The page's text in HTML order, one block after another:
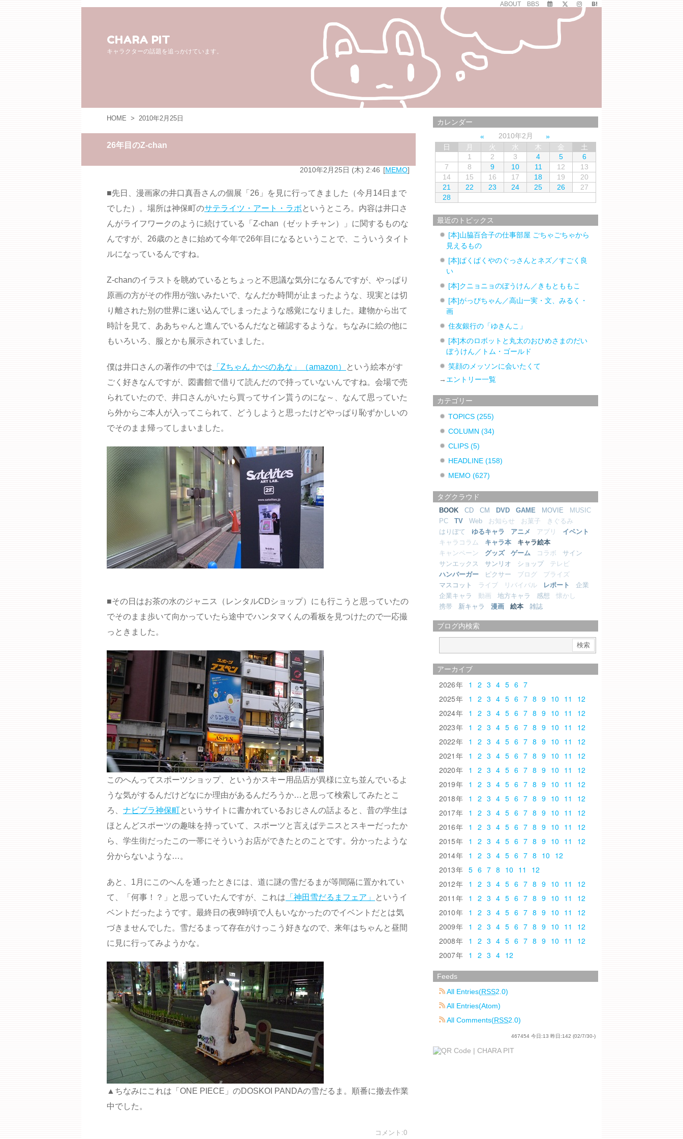
ABOUT BBS
CHARA PIT
キャラクターの話題を追っかけています。
HOME > 2010年2月25日
26年目のZ-chan
2010年2月25日 (木) 2:46 MEMO
■先日、漫画家の井口真吾さんの個展「26」を見に行ってきました（今月14日まで
でした）。場所は神保町のサテライツ・アート・ラボ というところ。内容は井口さ
んがライフワークのように続けている「Z-chan（ゼットチャン）」に関するものな
んですが、26歳のときに始めて今年で26年目になるということで、こういうタイト
ルになっているんですね。
Z-chanのイラストを眺めているとちょっと不思議な気分になるんですが、やっぱり
原画の方がその作用が強いみたいで、なんだか時間が止まったような、現実とは切
り離された別の世界に迷い込んでしまったような感覚になりました。建物から出て
時計を見て、ああちゃんと進んでいるんだなと確認するような。ちなみに絵の他に
もいろいろ、服とかも展示されていました。
僕は井口さんの著作の中では 「Zちゃん かべのあな」（amazon）
という絵本がす
ごく好きなんですが、図書館で借りて読んだので持っていないんですね。会場で売
られていたので、井口さんがいたら買ってサイン貰うのにな～、なんて思っていた
ら外からご本人が入ってこられて、どうしようと思ったけどやっぱり恥ずかしいの
でそのまま帰ってしまいました。
■その日はお茶の水のジャニス（レンタルCDショップ）にも行こうと思っていたの
でそのまま歩いて向かっていたら途中でハンタマくんの看板を見つけたので一応撮
っときました。
このへんってスポーツショップ、というかスキー用品店が異様に立ち並んでいるよ
うな気がするんだけどなにか理由があるんだろうか…と思って検索してみたとこ
ろ、 ナビブラ神保町というサイトに書かれているおじさんの話よると、昔の学生は
ほとんどスポーツの趣味を持っていて、スポーツと言えばテニスとスキーだったか
ら、学生街だったこの一帯にそういうお店ができたとのことです。分かったような
分からないような…。
あと、1月にこのへんを通ったときには、道に謎の雪だるまが等間隔に置かれてい
て、「何事！？」と思っていたんですが、これは 「神田雪だるまフェア」
というイ
ベントだったようです。最終日の夜9時頃で人もいなかったのでイベントだとは気
づきませんでした。雪だるまって存在がけっこう好きなので、来年はちゃんと昼間
に見に行ってみようかな。
▲ちなみにこれは「ONE PIECE」のDOSKOI PANDAの雪だるま。順番に撤去作業
中でした。
コメント:0
カレンダー
2010年2月
日
月 火 水 木 金
土
1
2 3 4 5
6
7
8 9 10 11 12
13
14
15 16 17 18 19
20
21
22 23 24 25 26
27
28
最近のトピックス
[本]山脇百合子の仕事部屋 ごちゃごちゃから
見えるもの
[本]ぱくぱくやのぐっさんとネズ／すごく良
い
[本]クニョニョのぼうけん／きもとももこ
[本]がっぴちゃん／高山一実・文、みるく・
画
住友銀行の「ゆきんこ」
[本]木のロボットと丸太のおひめさまのだい
ぼうけん／トム・ゴールド
笑顔のメッソンに会いたくて
→ エントリー一覧
カテゴリー
TOPICS(255)
COLUMN(34)
CLIPS(5)
HEADLINE(158)
MEMO(627)
タグクラウド
BOOK CD CM DVD GAME MOVIE
MUSIC
PC
TV Web お知らせ お菓子
きぐるみ
はりぼて
ゆるキャラ アニメ アプリ
イベント
キャラコラム
キャラ本
キャラ絵本
キャンペーン
グッズ ゲーム コラボ
サイン
サンエックス
サンリオ ショップ
テレビ
ハンバーガー
ピクサー ブログ
プライズ
マスコット
ライブ リバイバル レポート
企業
企業キャラ
動画 地方キャラ 感想
懐かし
携帯
新キャラ 漫画 絵本 雑誌
ブログ内検索
アーカイブ
2026 1 2 3 4 5 6 7
2025
1 2 3 4 5 6 7 8 9 10 11
12
2024
1 2 3 4 5 6 7 8 9 10 11
12
2023
1 2 3 4 5 6 7 8 9 10 11
12
2022
1 2 3 4 5 6 7 8 9 10 11
12
2021
1 2 3 4 5 6 7 8 9 10 11
12
2020
1 2 3 4 5 6 7 8 9 10 11
12
2019
1 2 3 4 5 6 7 8 9 10 11
12
2018
1 2 3 4 5 6 7 8 9 10 11
12
2017
1 2 3 4 5 6 7 8 9 10 11
12
2016
1 2 3 4 5 6 7 8 9 10 11
12
2015
1 2 3 4 5 6 7 8 9 10 11
12
2014
1 2 3 4 5 6 7 8 10 12
2013
5 6 7 8 10 11
12
2012
1 2 3 4 5 6 7 8 9 10 11
12
2011
1 2 3 4 5 6 7 8 9 10 11
12
2010
1 2 3 4 5 6 7 8 9 10 11
12
2009
1 2 3 4 5 6 7 8 9 10 11
12
2008
1 2 3 4 5 6 7 8 9 10 11
12
2007
1 2 3 4 12
Feeds
All Entries(RSS2.0)
All Entries(Atom)
All Comments(RSS2.0)
467454 今日:13 昨日:142 (02/7/30-)